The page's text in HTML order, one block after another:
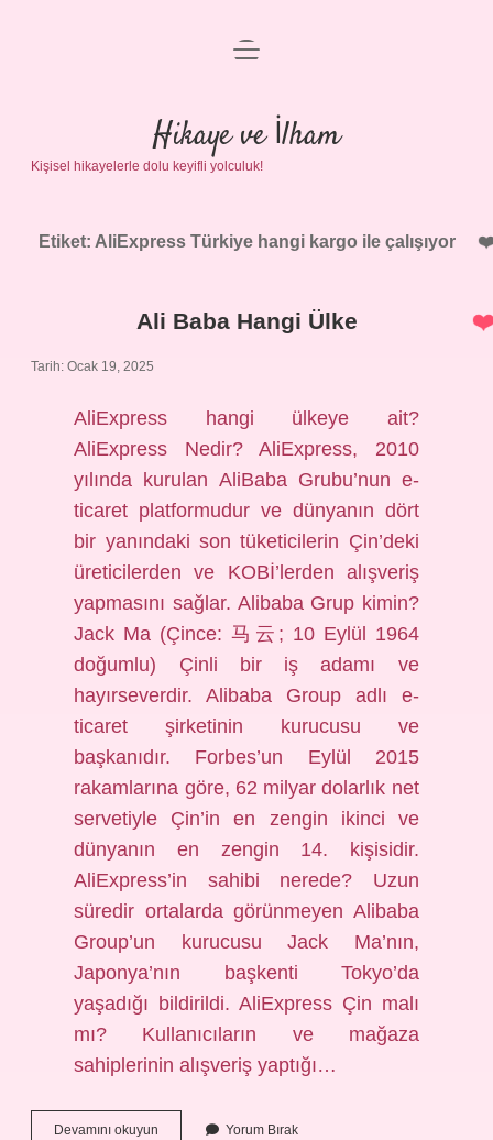
Anasayfa
Gizlilik Politikası
Yasal Uyarı
menüyü
Hikaye ve İlham
Kişisel hikayelerle dolu keyifli yolculuk!
Etiket: AliExpress Türkiye hangi kargo ile çalışıyor
Ali Baba Hangi Ülke
Tarih: Ocak 19, 2025
AliExpress hangi ülkeye ait?
AliExpress Nedir? AliExpress, 2010
yılında kurulan AliBaba Grubu’nun e-
ticaret platformudur ve dünyanın dört
bir yanındaki son tüketicilerin Çin’deki
üreticilerden ve KOBİ’lerden alışveriş
yapmasını sağlar. Alibaba Grup kimin?
Jack Ma (Çince: 马云; 10 Eylül 1964
doğumlu) Çinli bir iş adamı ve
hayırseverdir. Alibaba Group adlı e-
ticaret şirketinin kurucusu ve
başkanıdır. Forbes’un Eylül 2015
rakamlarına göre, 62 milyar dolarlık net
servetiyle Çin’in en zengin ikinci ve
dünyanın en zengin 14. kişisidir.
AliExpress’in sahibi nerede? Uzun
süredir ortalarda görünmeyen Alibaba
Group’un kurucusu Jack Ma’nın,
Japonya’nın başkenti Tokyo’da
yaşadığı bildirildi. AliExpress Çin malı
mı? Kullanıcıların ve mağaza
sahiplerinin alışveriş yaptığı…
Devamını okuyun Yorum Bırak